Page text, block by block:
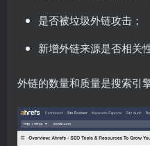
是否被垃圾外链攻击；
新增外链来源是否相关
外链的数量和质量是搜索引